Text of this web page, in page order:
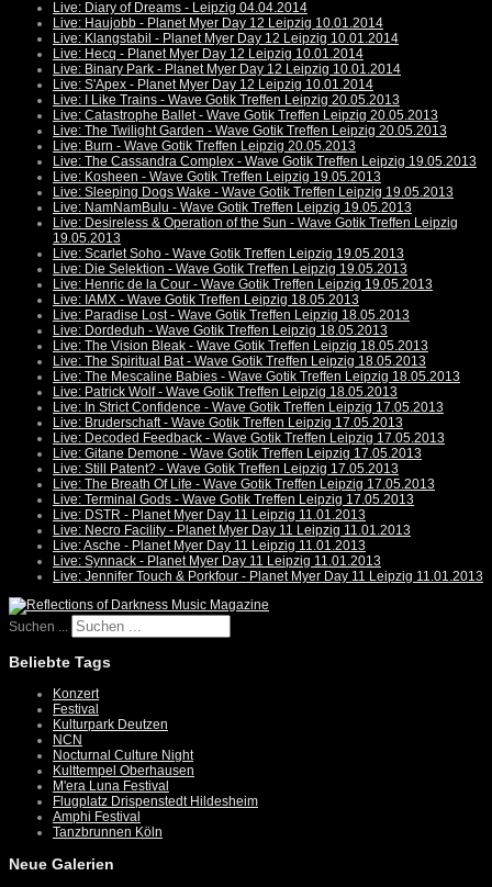
Live: Diary of Dreams - Leipzig 04.04.2014
Live: Haujobb - Planet Myer Day 12 Leipzig 10.01.2014
Live: Klangstabil - Planet Myer Day 12 Leipzig 10.01.2014
Live: Hecq - Planet Myer Day 12 Leipzig 10.01.2014
Live: Binary Park - Planet Myer Day 12 Leipzig 10.01.2014
Live: S'Apex - Planet Myer Day 12 Leipzig 10.01.2014
Live: I Like Trains - Wave Gotik Treffen Leipzig 20.05.2013
Live: Catastrophe Ballet - Wave Gotik Treffen Leipzig 20.05.2013
Live: The Twilight Garden - Wave Gotik Treffen Leipzig 20.05.2013
Live: Burn - Wave Gotik Treffen Leipzig 20.05.2013
Live: The Cassandra Complex - Wave Gotik Treffen Leipzig 19.05.2013
Live: Kosheen - Wave Gotik Treffen Leipzig 19.05.2013
Live: Sleeping Dogs Wake - Wave Gotik Treffen Leipzig 19.05.2013
Live: NamNamBulu - Wave Gotik Treffen Leipzig 19.05.2013
Live: Desireless & Operation of the Sun - Wave Gotik Treffen Leipzig
19.05.2013
Live: Scarlet Soho - Wave Gotik Treffen Leipzig 19.05.2013
Live: Die Selektion - Wave Gotik Treffen Leipzig 19.05.2013
Live: Henric de la Cour - Wave Gotik Treffen Leipzig 19.05.2013
Live: IAMX - Wave Gotik Treffen Leipzig 18.05.2013
Live: Paradise Lost - Wave Gotik Treffen Leipzig 18.05.2013
Live: Dordeduh - Wave Gotik Treffen Leipzig 18.05.2013
Live: The Vision Bleak - Wave Gotik Treffen Leipzig 18.05.2013
Live: The Spiritual Bat - Wave Gotik Treffen Leipzig 18.05.2013
Live: The Mescaline Babies - Wave Gotik Treffen Leipzig 18.05.2013
Live: Patrick Wolf - Wave Gotik Treffen Leipzig 18.05.2013
Live: In Strict Confidence - Wave Gotik Treffen Leipzig 17.05.2013
Live: Bruderschaft - Wave Gotik Treffen Leipzig 17.05.2013
Live: Decoded Feedback - Wave Gotik Treffen Leipzig 17.05.2013
Live: Gitane Demone - Wave Gotik Treffen Leipzig 17.05.2013
Live: Still Patent? - Wave Gotik Treffen Leipzig 17.05.2013
Live: The Breath Of Life - Wave Gotik Treffen Leipzig 17.05.2013
Live: Terminal Gods - Wave Gotik Treffen Leipzig 17.05.2013
Live: DSTR - Planet Myer Day 11 Leipzig 11.01.2013
Live: Necro Facility - Planet Myer Day 11 Leipzig 11.01.2013
Live: Asche - Planet Myer Day 11 Leipzig 11.01.2013
Live: Synnack - Planet Myer Day 11 Leipzig 11.01.2013
Live: Jennifer Touch & Porkfour - Planet Myer Day 11 Leipzig 11.01.2013
Suchen ...
Beliebte Tags
Konzert
Festival
Kulturpark Deutzen
NCN
Nocturnal Culture Night
Kulttempel Oberhausen
M'era Luna Festival
Flugplatz Drispenstedt Hildesheim
Amphi Festival
Tanzbrunnen Köln
Neue Galerien